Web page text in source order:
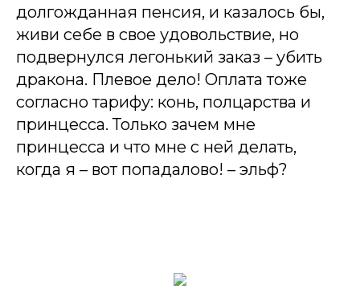
долгожданная пенсия, и казалось бы,
живи себе в свое удовольствие, но
подвернулся легонький заказ – убить
дракона. Плевое дело! Оплата тоже
согласно тарифу: конь, полцарства и
принцесса. Только зачем мне
принцесса и что мне с ней делать,
когда я – вот попадалово! – эльф?